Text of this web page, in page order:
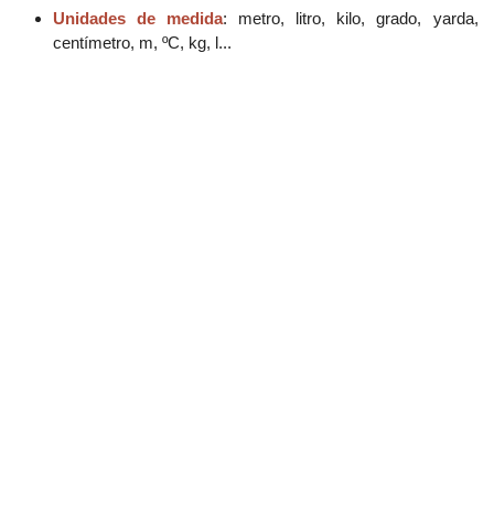
Unidades de medida: metro, litro, kilo, grado, yarda,
centímetro, m, ºC, kg, l...